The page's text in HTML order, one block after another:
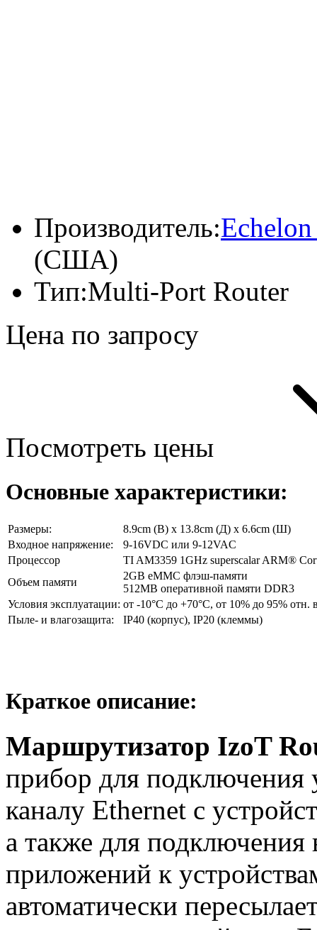
Производитель:
(США)
Тип:Multi-Port Router
Цена по запросу
Посмотреть цены
Основные характеристики:
Размеры:
8.9cm (В) x 13.8cm (Д) x 6.6cm (Ш)
Входное напряжение:
9-16VDC или 9-12VAC
Процессор
TI AM3359 1GHz superscalar ARM®
Объем памяти
2GB eMMC флэш-памяти
512MB оперативной памяти DDR3
Условия эксплуатации: от -10°C до +70°C, от 10% до 95% отн.
Пыле- и влагозащита:
IP40 (корпус), IP20 (клеммы)
Краткое описание:
Маршрутизатор IzoT
прибор для подключения
каналу Ethernet с
а также для
приложений к
автоматически